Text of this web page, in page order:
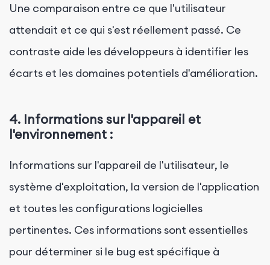
Une comparaison entre ce que l'utilisateur
attendait et ce qui s'est réellement passé. Ce
contraste aide les développeurs à identifier les
écarts et les domaines potentiels d'amélioration.
4. Informations sur l'appareil et
l'environnement :
Informations sur l'appareil de l'utilisateur, le
système d'exploitation, la version de l'application
et toutes les configurations logicielles
pertinentes. Ces informations sont essentielles
pour déterminer si le bug est spécifique à